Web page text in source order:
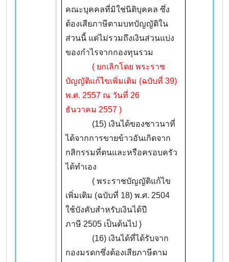
คณะบุคคลที่มิใช่นิติบุคคล ซึ่ง
ต้องเสียภาษีตามบทบัญญัติใน
ส่วนนี้ แต่ไม่รวมถึงเงินส่วนแบ่ง
ของกำไรจากกองทุนรวม
( ยกเลิกโดย พระราช
บัญญัติแก้ไขเพิ่มเติม (ฉบับที่ 39)
พ.ศ. 2557 ณ วันที่ 26
ธันวาคม 2557 )
(15) เงินได้ของชาวนาที่
ได้จากการขายข้าวอันเกิดจาก
กสิกรรมที่ตนและหรือครอบครัว
ได้ทำเอง
( พระราชบัญญัติแก้ไข
เพิ่มเติม (ฉบับที่ 18) พ.ศ. 2504
ใช้บังคับสำหรับเงินได้ปี
ภาษี 2505 เป็นต้นไป )
(16) เงินได้ที่ได้รับจาก
กองมรดกซึ่งต้องเสียภาษีตาม